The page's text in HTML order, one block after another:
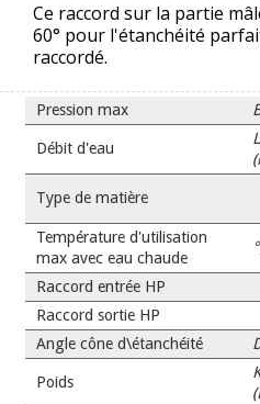
Ce raccord sur la partie
60° pour l'étanchéité
raccordé.
Pression max
Débit d'eau
Type de matière
Température d'utilisation
max avec eau chaude
Raccord entrée HP
Raccord sortie HP
Angle cône d\étanchéité
Poids